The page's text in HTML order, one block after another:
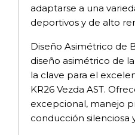
adaptarse a una
deportivos y de alto
Diseño Asimétrico de
diseño asimétrico de
la clave para el
KR26 Vezda AST.
excepcional, manejo
conducción silenciosa